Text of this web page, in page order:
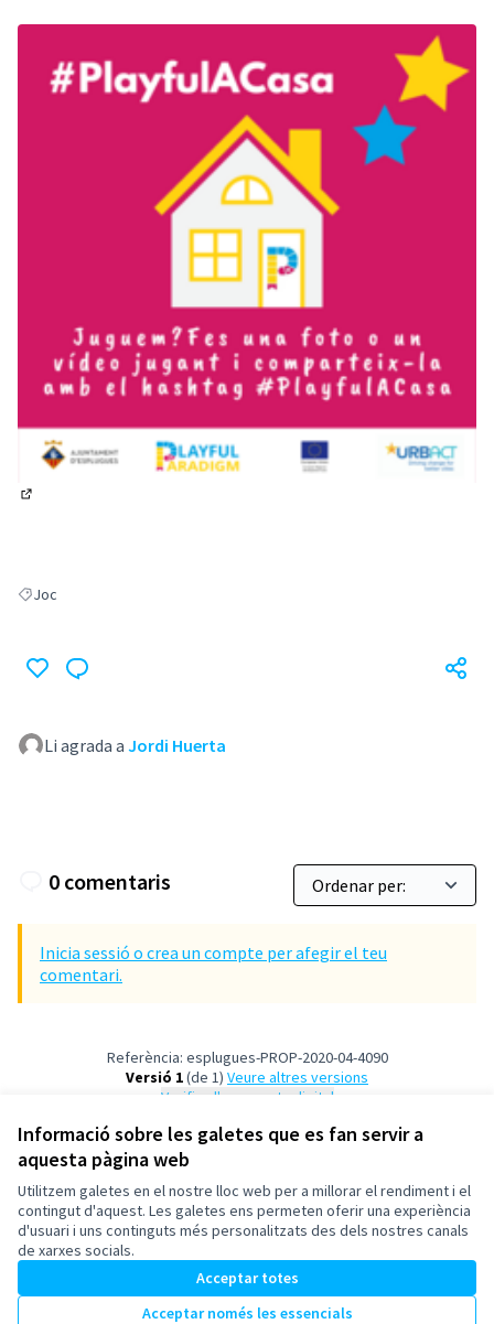
Informació sobre les galetes que es fan servir a
aquesta pàgina web
Utilitzem galetes en el nostre lloc web per a millorar el rendiment i el
contingut d'aquest. Les galetes ens permeten oferir una experiència
d'usuari i uns continguts més personalitzats des dels nostres canals
de xarxes socials.
Acceptar totes
Acceptar només les essencials
Resultats en filtrar per: Joc
Joc
Li agrada a Jordi Huerta
0 comentaris
Inicia sessió o crea un compte per afegir el teu
comentari.
Referència: esplugues-PROP-2020-04-4090
Versió 1(de 1)
veure altres versions
Verifica l'empremta digital
Termes i condicions d'ús
Configuració de les galetes
Esplugues de Llobregat a X
(Enllaç extern)
Esplugues de Llobregat a Facebook
(Enllaç extern)
Esplugues de Llobregat a Instagram
(Enllaç extern)
Esplugues de Llobregat a YouTube
(Enllaç extern)
Triar la llenguaElegir el idioma